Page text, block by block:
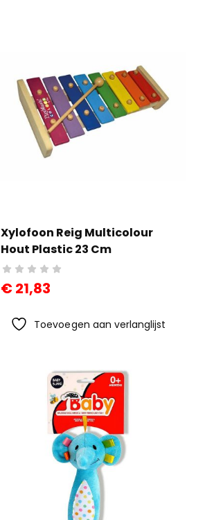
Xylofoon Reig Multicolour
Hout Plastic 23 Cm
€21,83
Toevoegen aan verlanglijst